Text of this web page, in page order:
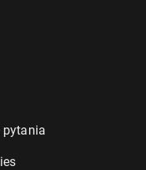
pytania